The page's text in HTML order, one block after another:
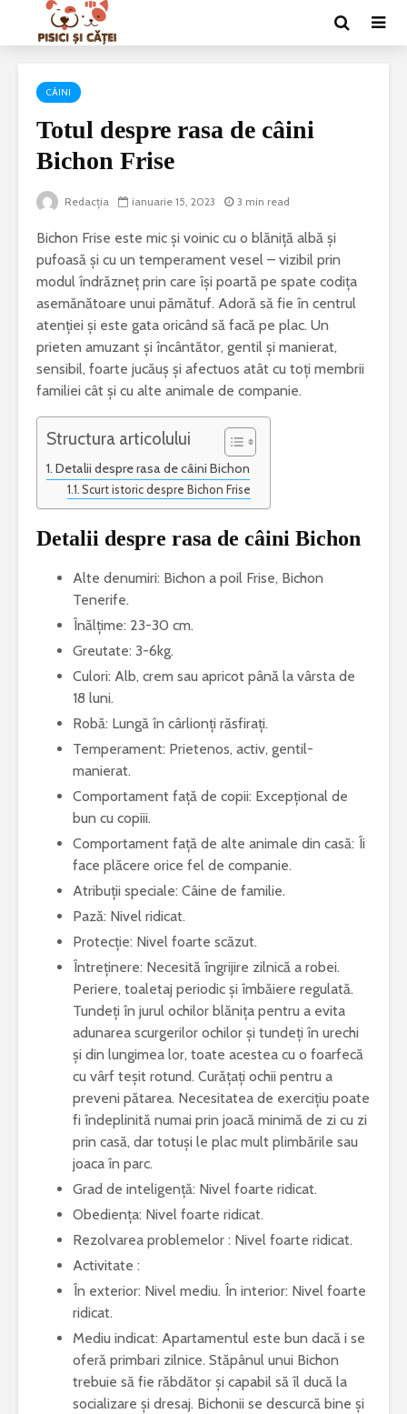
CÂINI
Totul despre rasa de câini
Bichon Frise
Redacția ianuarie 15, 2023 3 min read
Bichon Frise este mic și voinic cu o blăniță albă și
pufoasă și cu un temperament vesel – vizibil prin
modul îndrăzneț prin care își poartă pe spate codița
asemănătoare unui pămătuf. Adoră să fie în centrul
atenției și este gata oricând să facă pe plac. Un
prieten amuzant și încântător, gentil și manierat,
sensibil, foarte jucăuș și afectuos atât cu toți membrii
familiei cât și cu alte animale de companie.
Structura articolului
Detalii despre rasa de câini Bichon
Scurt istoric despre Bichon Frise
Detalii despre rasa de câini Bichon
Alte denumiri: Bichon a poil Frise, Bichon
Tenerife.
Înălțime: 23-30 cm.
Greutate: 3-6kg.
Culori: Alb, crem sau apricot până la vârsta de
18 luni.
Robă: Lungă în cârlionți răsfirați.
Temperament: Prietenos, activ, gentil-
manierat.
Comportament față de copii: Excepțional de
bun cu copiii.
Comportament față de alte animale din casă: Îi
face plăcere orice fel de companie.
Atribuții speciale: Câine de familie.
Pază: Nivel ridicat.
Protecție: Nivel foarte scăzut.
Întreținere: Necesită îngrijire zilnică a robei.
Periere, toaletaj periodic și îmbăiere regulată.
Tundeți în jurul ochilor blănița pentru a evita
adunarea scurgerilor ochilor și tundeți în urechi
și din lungimea lor, toate acestea cu o foarfecă
cu vârf teșit rotund. Curățați ochii pentru a
preveni pătarea. Necesitatea de exercițiu poate
fi îndeplinită numai prin joacă minimă de zi cu zi
prin casă, dar totuși le plac mult plimbările sau
joaca în parc.
Grad de inteligență: Nivel foarte ridicat.
Obediența: Nivel foarte ridicat.
Rezolvarea problemelor : Nivel foarte ridicat.
Activitate :
În exterior: Nivel mediu. În interior: Nivel foarte
ridicat.
Mediu indicat: Apartamentul este bun dacă i se
oferă primbari zilnice. Stăpânul unui Bichon
trebuie să fie răbdător și capabil să îl ducă la
socializare și dresaj. Bichonii se descurcă bine și